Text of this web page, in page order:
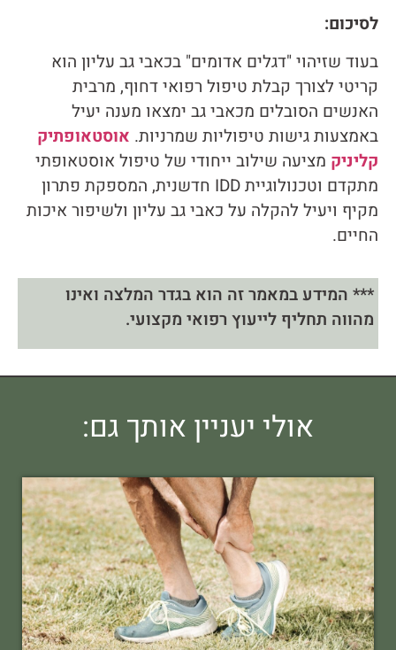
לסיכום:
בעוד שזיהוי "דגלים אדומים" בכאבי גב עליון הוא
קריטי לצורך קבלת טיפול רפואי דחוף, מרבית
האנשים הסובלים מכאבי גב ימצאו מענה יעיל
באמצעות גישות טיפוליות שמרניות. אוסטאופתיק
קליניק מציעה שילוב ייחודי של טיפול אוסטאופתי
מתקדם וטכנולוגיית IDD חדשנית, המספקת פתרון
מקיף ויעיל להקלה על כאבי גב עליון ולשיפור איכות
החיים.
*** המידע במאמר זה הוא בגדר המלצה ואינו
מהווה תחליף לייעוץ רפואי מקצועי.
אולי יעניין אותך גם: